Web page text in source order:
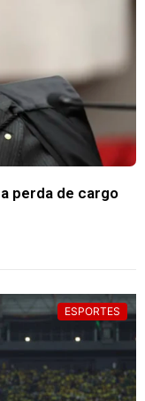
perda de cargo
ESPORTES